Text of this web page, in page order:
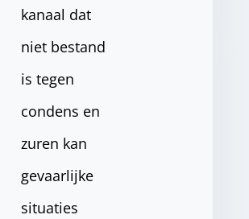
kanaal dat
niet bestand
is tegen
condens en
zuren kan
gevaarlijke
situaties